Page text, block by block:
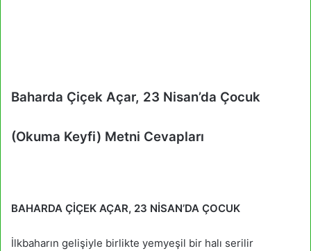
Baharda Çiçek Açar, 23 Nisan’da Çocuk
(Okuma Keyfi) Metni Cevapları
BAHARDA ÇİÇEK AÇAR, 23 NİSAN’DA ÇOCUK
İlkbaharın gelişiyle birlikte yemyeşil bir halı serilir